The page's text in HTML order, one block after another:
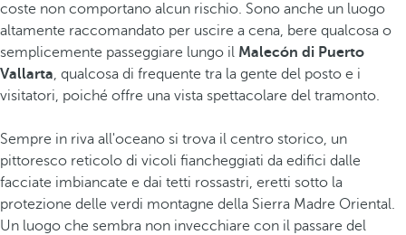
coste non comportano alcun rischio. Sono anche un luogo
altamente raccomandato per uscire a cena, bere qualcosa o
semplicemente passeggiare lungo il Malecón di Puerto
Vallarta, qualcosa di frequente tra la gente del posto e i
visitatori, poiché offre una vista spettacolare del tramonto.
Sempre in riva all'oceano si trova il centro storico, un
pittoresco reticolo di vicoli fiancheggiati da edifici dalle
facciate imbiancate e dai tetti rossastri, eretti sotto la
protezione delle verdi montagne della Sierra Madre Oriental.
Un luogo che sembra non invecchiare con il passare del